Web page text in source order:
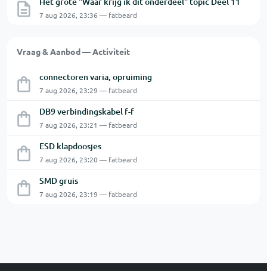
7 aug 2026, 23:36 — fatbeard
Vraag & Aanbod — Activiteit
connectoren varia, opruiming
7 aug 2026, 23:29 — fatbeard
DB9 verbindingskabel f-f
7 aug 2026, 23:21 — fatbeard
ESD klapdoosjes
7 aug 2026, 23:20 — fatbeard
SMD gruis
7 aug 2026, 23:19 — fatbeard